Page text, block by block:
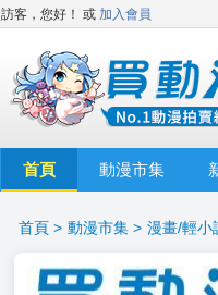
訪客，您好！ 或 加入會員
首頁 動漫市集
首頁 > 動漫市集 > 漫畫/輕小